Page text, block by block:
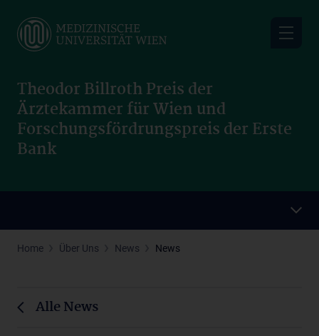
main
Theodor Billroth Preis der
Ärztekammer für Wien und
Forschungsfördrungspreis der Erste
Bank
Home Über Uns News News
Alle News